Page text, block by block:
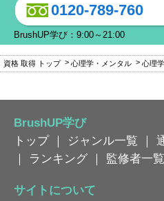
0120-789-760
BrushUP学び：9:00～21:00
資格 取得 トップ 心理学・メンタル 心理学
BrushUP学び
トップ｜ ジャンル一覧 ｜
｜
ランキング ｜ 監修者一覧
サイトについて